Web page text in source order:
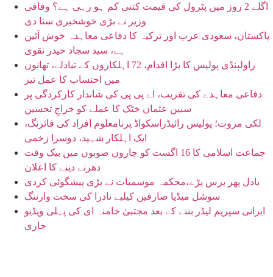
اگلے 2 روز میں پٹرول کی قیمت کتنی کم ہو رہی ہے؟ وفاقی
وزیر نے بڑی خوشخبری سنا دی
پاکستان، سعودی عرب اور ترکیہ کا دفاعی معاہدہ خوش آئین
ہے، سید سجاد حیدر نقوی
راولپنڈی پولیس کا بڑا اقدام، 72 اہلکاروں کے تبادلے، تھانوں
میں احتساب کا عمل تیز
دفاعی معاہدے کی تقریب، اے پی پی کی شاندار کارکردگی پر
سبین عثمان خٹک کا عملے کو خراجِ تحسین
لکی مروت؛ پولیس رائیڈراسکواڈ پرنامعلوم افراد کی فائرنگ،
ایک اہلکار شہید، دوسرا زخمی
جماعت اسلامی کا 16 اگست کو چاروں صوبوں میں بیک وقت
دھرنے دینے کا اعلان
بادل پھر برس پڑے،محکمہ موسمیات نے بڑی پیشگوئی کردی
سوشل میڈیا صارفین کیلیے نادرا کی سخت وارننگ
ایرانی سپریم لیڈر بننے کے بعد مجتبیٰ خامنہ ای کی پہلی ویڈیو
جاری